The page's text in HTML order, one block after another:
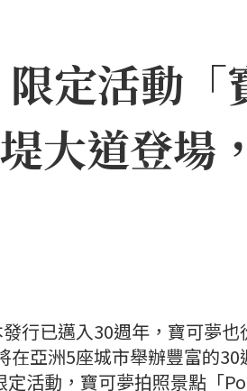
定活動「
大道登場
行已邁入30週年，寶可夢也
亞洲5座城市舉辦豐富的30
活動，寶可夢拍照景點「